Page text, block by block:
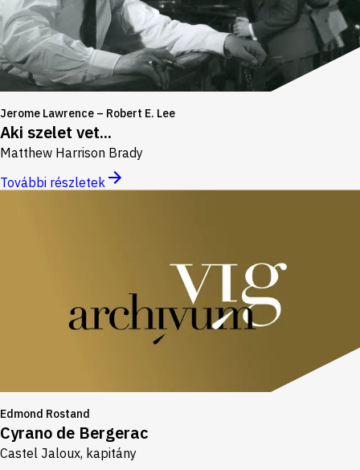
Jerome Lawrence – Robert E. Lee
Aki szelet vet...
Matthew Harrison Brady
További részletek
Edmond Rostand
Cyrano de Bergerac
Castel Jaloux, kapitány